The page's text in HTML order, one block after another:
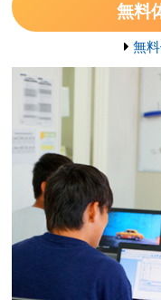
無料
無